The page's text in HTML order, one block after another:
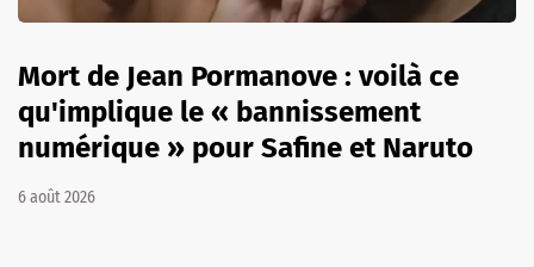
Mort de Jean Pormanove : voilà ce
qu'implique le « bannissement
numérique » pour Safine et Naruto
6 août 2026